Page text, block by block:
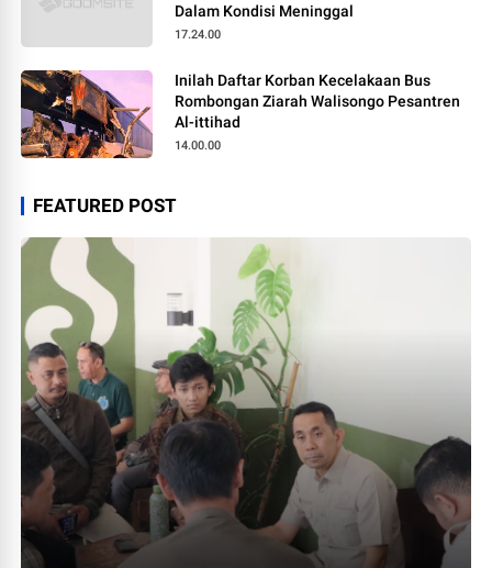
Dalam Kondisi Meninggal
17.24.00
Inilah Daftar Korban Kecelakaan Bus
Rombongan Ziarah Walisongo Pesantren
Al-ittihad
14.00.00
FEATURED POST